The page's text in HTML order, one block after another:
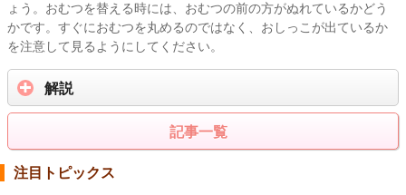
ょう。おむつを替える時には、おむつの前の方がぬれているかどう
かです。すぐにおむつを丸めるのではなく、おしっこが出ているか
を注意して見るようにしてください。
解説
記事一覧
注目トピックス